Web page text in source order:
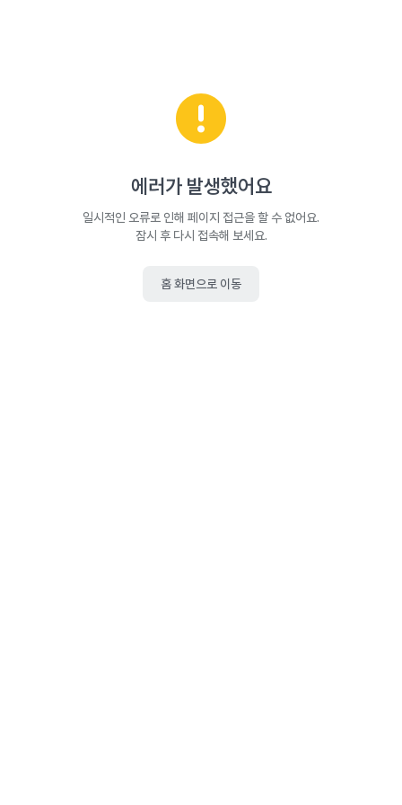
에러가 발생했어요
일시적인 오류로 인해 페이지 접근을 할 수 없어요.
잠시 후 다시 접속해 보세요.
홈 화면으로 이동